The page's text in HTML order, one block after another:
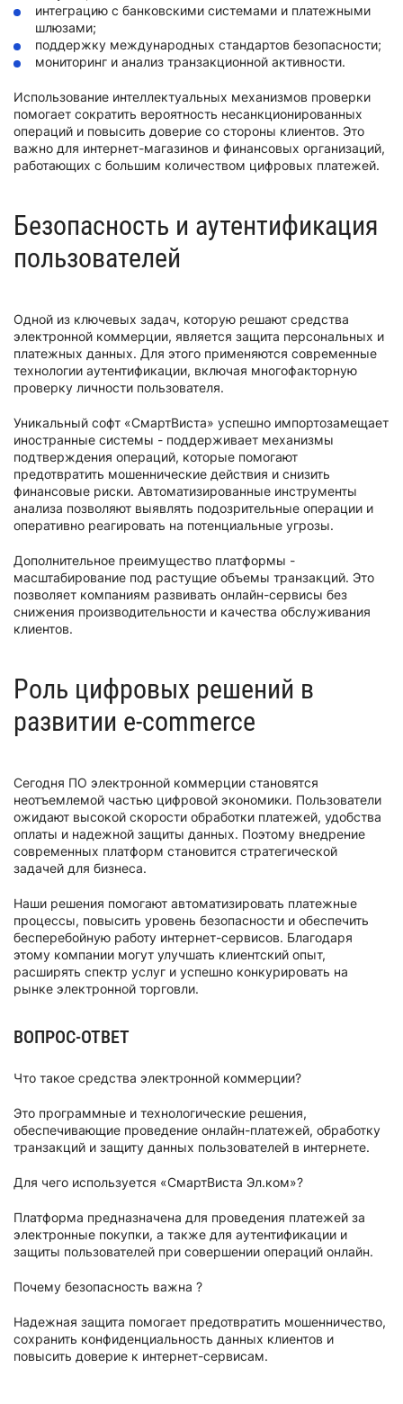
интеграцию с банковскими системами и платежными
шлюзами;
поддержку международных стандартов безопасности;
мониторинг и анализ транзакционной активности.
Использование интеллектуальных механизмов проверки
помогает сократить вероятность несанкционированных
операций и повысить доверие со стороны клиентов. Это
важно для интернет-магазинов и финансовых организаций,
работающих с большим количеством цифровых платежей.
Безопасность и аутентификация
пользователей
Одной из ключевых задач, которую решают средства
электронной коммерции, является защита персональных и
платежных данных. Для этого применяются современные
технологии аутентификации, включая многофакторную
проверку личности пользователя.
Уникальный софт «СмартВиста» успешно импортозамещает
иностранные системы - поддерживает механизмы
подтверждения операций, которые помогают
предотвратить мошеннические действия и снизить
финансовые риски. Автоматизированные инструменты
анализа позволяют выявлять подозрительные операции и
оперативно реагировать на потенциальные угрозы.
Дополнительное преимущество платформы -
масштабирование под растущие объемы транзакций. Это
позволяет компаниям развивать онлайн-сервисы без
снижения производительности и качества обслуживания
клиентов.
Роль цифровых решений в
развитии e-commerce
Сегодня ПО электронной коммерции становятся
неотъемлемой частью цифровой экономики. Пользователи
ожидают высокой скорости обработки платежей, удобства
оплаты и надежной защиты данных. Поэтому внедрение
современных платформ становится стратегической
задачей для бизнеса.
Наши решения помогают автоматизировать платежные
процессы, повысить уровень безопасности и обеспечить
бесперебойную работу интернет-сервисов. Благодаря
этому компании могут улучшать клиентский опыт,
расширять спектр услуг и успешно конкурировать на
рынке электронной торговли.
ВОПРОС-ОТВЕТ
Что такое средства электронной коммерции?
Это программные и технологические решения,
обеспечивающие проведение онлайн-платежей, обработку
транзакций и защиту данных пользователей в интернете.
Для чего используется «СмартВиста Эл.ком»?
Платформа предназначена для проведения платежей за
электронные покупки, а также для аутентификации и
защиты пользователей при совершении операций онлайн.
Почему безопасность важна ?
Надежная защита помогает предотвратить мошенничество,
сохранить конфиденциальность данных клиентов и
повысить доверие к интернет-сервисам.